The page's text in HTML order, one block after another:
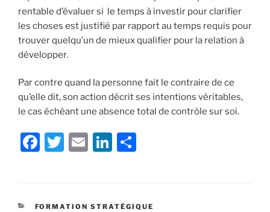
rentable d’évaluer si le temps à investir pour clarifier
les choses est justifié par rapport au temps requis pour
trouver quelqu’un de mieux qualifier pour la relation à
développer.
Par contre quand la personne fait le contraire de ce
qu’elle dit, son action décrit ses intentions véritables,
le cas échéant une absence total de contrôle sur soi.
F
e
T
er
E
l
Li
e e
CATÉGORIES
FORMATION STRATÉGIQUE